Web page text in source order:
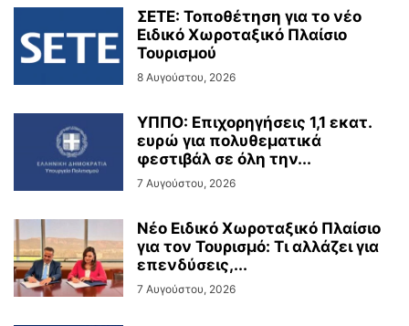
ΣΕΤΕ: Τοποθέτηση για το νέο
Ειδικό Χωροταξικό Πλαίσιο
Τουρισμού
8 Αυγούστου, 2026
ΥΠΠΟ: Επιχορηγήσεις 1,1 εκατ.
ευρώ για πολυθεματικά
φεστιβάλ σε όλη την...
7 Αυγούστου, 2026
Νέο Ειδικό Χωροταξικό Πλαίσιο
για τον Τουρισμό: Τι αλλάζει για
επενδύσεις,...
7 Αυγούστου, 2026